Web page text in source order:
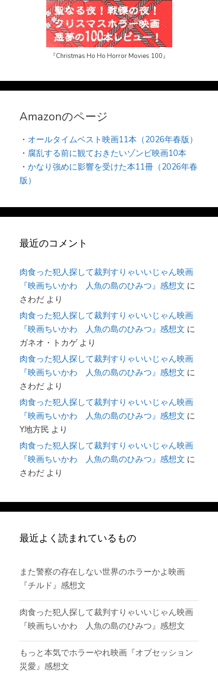
『Christmas Ho Ho Horror Movies 100』
Amazonのページ
・ オールタイムベスト映画11本（2026年春版）
・ 腐乱する前に観ておきたいゾンビ映画10本
・ かなり強めに影響を受けた本11冊（2026年春
版）
最近のコメント
肉食った犯人探して裁判すりゃいいじゃん映画
『映画ちいかわ 人魚の島のひみつ』感想文 に
さわだ より
肉食った犯人探して裁判すりゃいいじゃん映画
『映画ちいかわ 人魚の島のひみつ』感想文 に
ガネオ・トカゲより
肉食った犯人探して裁判すりゃいいじゃん映画
『映画ちいかわ 人魚の島のひみつ』感想文 に
さわだ より
肉食った犯人探して裁判すりゃいいじゃん映画
『映画ちいかわ 人魚の島のひみつ』感想文 に
Y地方民 より
肉食った犯人探して裁判すりゃいいじゃん映画
『映画ちいかわ 人魚の島のひみつ』感想文 に
さわだ より
最近よく読まれているもの
また警察の存在しない世界のホラーかよ映画
『チルド』感想文
肉食った犯人探して裁判すりゃいいじゃん映画
『映画ちいかわ 人魚の島のひみつ』感想文
もっと本気でホラーやれ映画『オブセッション
災愛』感想文